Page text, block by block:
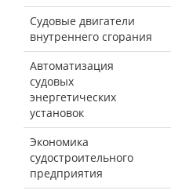
Судовые двигатели
внутреннего сгорания
Автоматизация
судовых
энергетических
установок
Экономика
судостроительного
предприятия